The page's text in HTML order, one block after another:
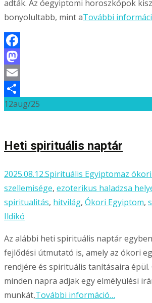
adták. Az óegyiptomi horoszkópok
bonyolultabb, mint aTovábbi
Facebook
Mastodon
Email
Ossza
12aug/25
Heti spirituális naptár
2025.08.12.Spirituális Egyiptomaz
szellemisége, ezoterikus haladzsa
spiritualitás, hitvilág, Ókori Egyiptom,
Ildikó
Az alábbi heti spirituális naptár
fejlődési útmutató is, amely az ókori
rendjére és spirituális tanításaira épül.
minden napra adjak egy elmélyülési
munkát,További információ…